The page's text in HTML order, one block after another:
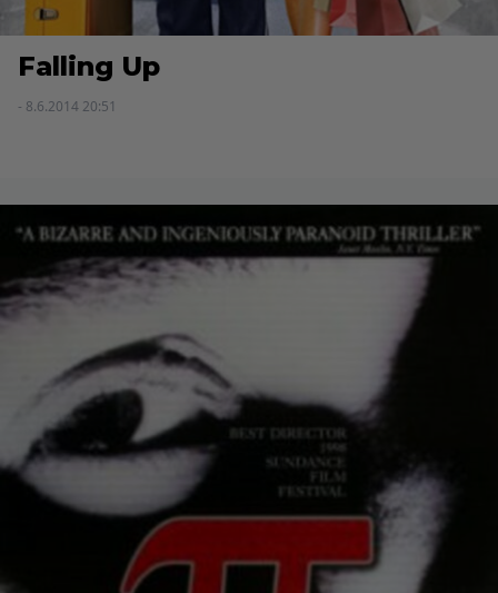
Falling Up
- 8.6.2014 20:51